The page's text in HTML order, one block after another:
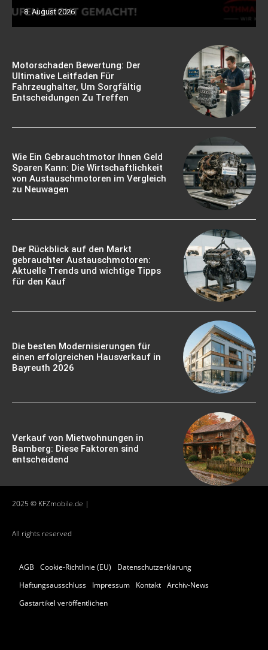
8. August 2026
Motorschaden Bewertung: Der
Ultimative Leitfaden Für
Fahrzeughalter, Um Sorgfältig
Entscheidungen Zu Treffen
Wie Ein Gebrauchtmotor Ihnen Geld
Sparen Kann: Die Wirtschaftlichkeit
von Austauschmotoren im Vergleich
zu Neuwagen
Der Rückblick auf den Markt
gebrauchter Austauschmotoren:
Aktuelle Trends und wichtige Tipps
für den Kauf
Die besten Modernisierungen für
einen erfolgreichen Hausverkauf in
Bayreuth 2026
Verkauf von Mietwohnungen in
Bamberg: Diese Faktoren sind
entscheidend
2025 © KFZmobile.de |
All rights reserved
AGB Cookie-Richtlinie (EU)
Datenschutzerklärung
Haftungsausschluss
Impressum Kontakt Archiv-News
Gastartikel veröffentlichen